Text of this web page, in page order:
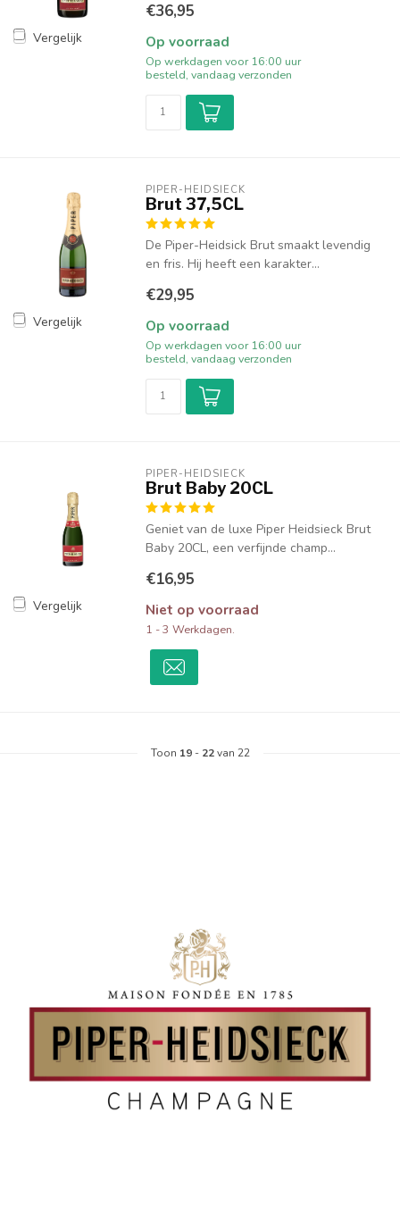
Vergelijk
€36,95
Op voorraad
Op werkdagen voor 16:00 uur
besteld, vandaag verzonden
Vergelijk
PIPER-HEIDSIECK
Brut 37,5CL
De Piper-Heidsick Brut smaakt levendig
en fris. Hij heeft een karakter...
€29,95
Op voorraad
Op werkdagen voor 16:00 uur
besteld, vandaag verzonden
Vergelijk
PIPER-HEIDSIECK
Brut Baby 20CL
Geniet van de luxe Piper Heidsieck Brut
Baby 20CL, een verfijnde champ...
€16,95
Niet op voorraad
1 - 3 Werkdagen.
Toon 19- 22van 22